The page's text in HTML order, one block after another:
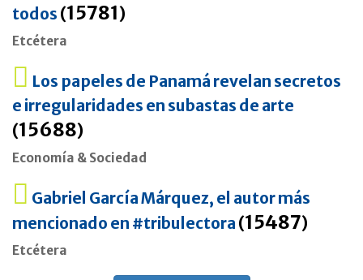
todos (15781)
Etcétera
Los papeles de Panamá revelan secretos
e irregularidades en subastas de arte
(15688)
Economía & Sociedad
Gabriel García Márquez, el autor más
mencionado en #tribulectora (15487)
Etcétera